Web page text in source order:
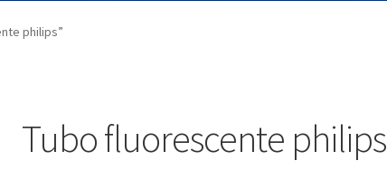
philips”
Tubo fluorescente philips